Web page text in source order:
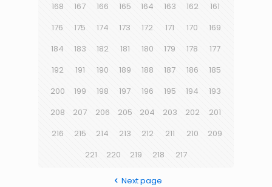
161
162
163
164
165
166
167
168
169
170
171
172
173
174
175
176
177
178
179
180
181
182
183
184
185
186
187
188
189
190
191
192
193
194
195
196
197
198
199
200
201
202
203
204
205
206
207
208
209
210
211
212
213
214
215
216
217
218
219
220
221
Next page